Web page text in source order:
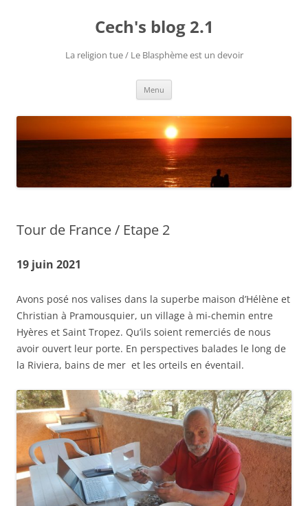
Cech's blog 2.1
La religion tue / Le Blasphème est un devoir
Menu
Tour de France / Etape 2
19 juin 2021
Avons posé nos valises dans la superbe maison d’Hélène et
Christian à Pramousquier, un village à mi-chemin entre
Hyères et Saint Tropez. Qu’ils soient remerciés de nous
avoir ouvert leur porte. En perspectives balades le long de
la Riviera, bains de mer et les orteils en éventail.